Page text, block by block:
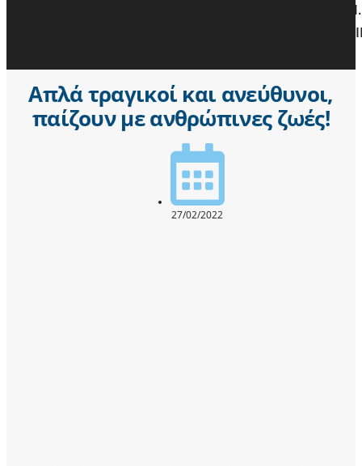
ΠΑ.Σ.Π.
Απλά τραγικοί και ανεύθυνοι,
παίζουν με ανθρώπινες ζωές!
27/02/2022